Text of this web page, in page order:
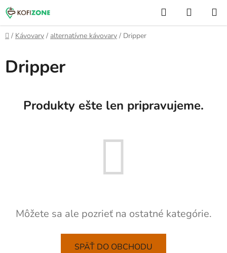
Prejsť
na
obsah
Hľadať
KOŠÍK
Domov
/ Kávovary / alternatívne kávovary / Dripper
Dripper
Produkty ešte len pripravujeme.
Môžete sa ale pozrieť na ostatné kategórie.
SPÄŤ DO OBCHODU